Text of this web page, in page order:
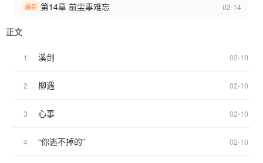
最新 第14章 前尘事难忘 02-14
正文
1 溪剑 02-10
2 柳遇 02-10
3 心事 02-10
4 “你逃不掉的” 02-10